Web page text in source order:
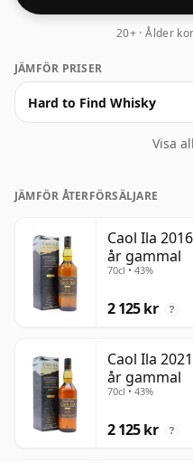
20+ · Ålder
JÄMFÖR PRISER
Hard to Find Whisky
Visa
JÄMFÖR ÅTERFÖRSÄLJARE
Caol Ila
år gammal
70cl • 43%
2 125 kr ?
Caol Ila
år gammal
70cl • 43%
2 125 kr ?